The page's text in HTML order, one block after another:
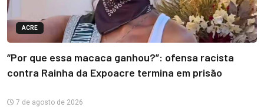
ACRE
“Por que essa macaca ganhou?”: ofensa racista
contra Rainha da Expoacre termina em prisão
7 de agosto de 2026